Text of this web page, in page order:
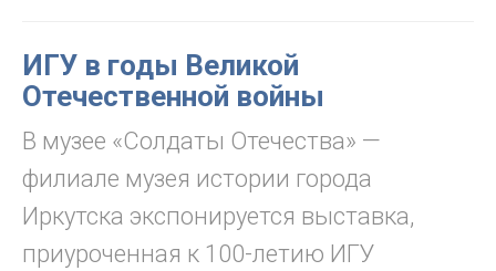
ИГУ в годы Великой
Отечественной войны
В музее «Солдаты Отечества» —
филиале музея истории города
Иркутска экспонируется выставка,
приуроченная к 100-летию ИГУ